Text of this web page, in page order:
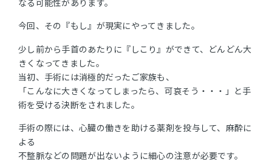
今回、その『もし』が現実にやってきました。
少し前から手首のあたりに『しこり』ができて、どんどん大
きくなってきました。
当初、手術には消極的だったご家族も、
「こんなに大きくなってしまったら、可哀そう・・・」と手
術を受ける決断をされました。
手術の際には、心臓の働きを助ける薬剤を投与して、麻酔に
よる
不整脈などの問題が出ないように細心の注意が必要です。